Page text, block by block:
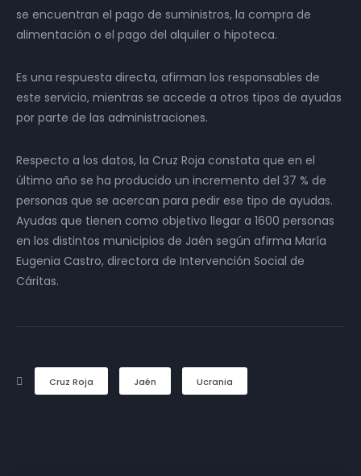
se encuentran el pago de suministros, la compra de
alimentación o el pago del alquiler o hipoteca.
Es una respuesta directa, afirman los responsables de
este servicio, mientras se accede a otros tipos de ayudas
por parte de las administraciones.
Respecto a los datos, la Cruz Roja constata que en el
último año se ha producido un incremento del 37 % de
personas que se acercan para pedir ese tipo de ayudas.
Ayudas que tienen como objetivo llegar a 1600 personas
en los distintos municipios de Jaén según afirma María
Eugenia Castro, directora de Intervención Social de
Cáritas.
Cruz Roja Jaén Ucrania